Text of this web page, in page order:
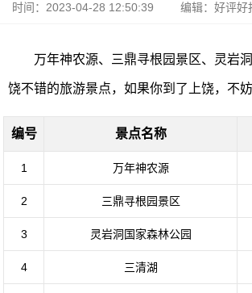
时间：2023-04-28 12:50:39 编辑：好评好
万年神农源、三鼎寻根园景区、灵岩
饶不错的旅游景点，如果你到了上饶，不
编号 景点名称
1 万年神农源
2 三鼎寻根园景区
3 灵岩洞国家森林公园
4 三清湖